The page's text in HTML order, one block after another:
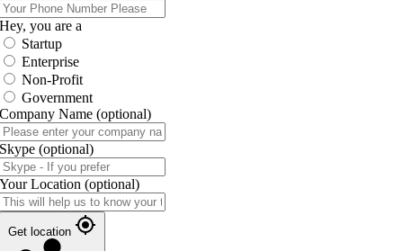
Hey, you are a
Startup
Enterprise
Non-Profit
Government
Company Name (optional)
Skype (optional)
Your Location (optional)
Get location